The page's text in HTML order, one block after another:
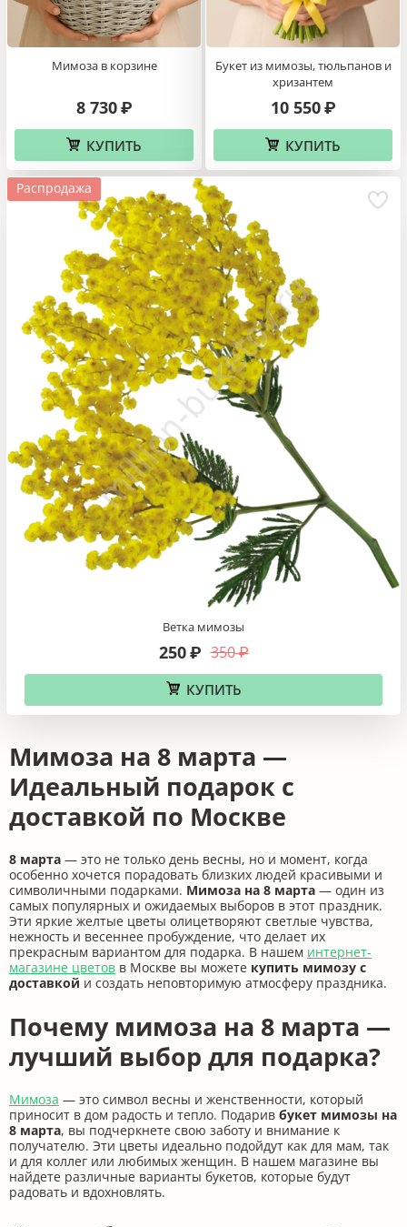
Мимоза в корзине
8 730 ₽
КУПИТЬ
Букет из мимозы, тюльпанов и
хризантем
10 550 ₽
КУПИТЬ
Распродажа
Ветка мимозы
350 ₽
250 ₽
КУПИТЬ
Мимоза на 8 марта —
Идеальный подарок с
доставкой по Москве
8 марта — это не только день весны, но и момент, когда
особенно хочется порадовать близких людей красивыми и
символичными подарками. Мимоза на 8 марта — один из
самых популярных и ожидаемых выборов в этот праздник.
Эти яркие желтые цветы олицетворяют светлые чувства,
нежность и весеннее пробуждение, что делает их
прекрасным вариантом для подарка. В нашем интернет-
магазине цветов в Москве вы можете купить мимозу с
доставкой и создать неповторимую атмосферу праздника.
Почему мимоза на 8 марта —
лучший выбор для подарка?
Мимоза — это символ весны и женственности, который
приносит в дом радость и тепло. Подарив букет мимозы на
8 марта, вы подчеркнете свою заботу и внимание к
получателю. Эти цветы идеально подойдут как для мам, так
и для коллег или любимых женщин. В нашем магазине вы
найдете различные варианты букетов, которые будут
радовать и вдохновлять.